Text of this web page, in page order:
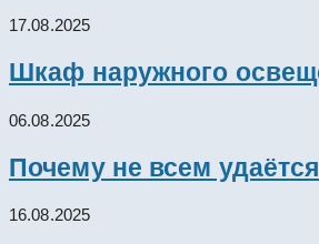
17.08.2025
Шкаф наружного
06.08.2025
Почему не всем
16.08.2025